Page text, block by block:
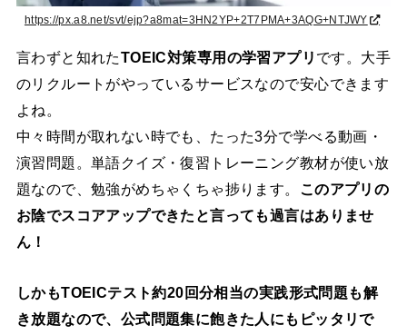
https://px.a8.net/svt/ejp?a8mat=3HN2YP+2T7PMA+3AQG+NTJWY
言わずと知れたTOEIC対策専用の学習アプリ です。大手
のリクルートがやっているサービスなので安心できます
よね。
中々時間が取れない時でも、たった3分で学べる動画・
演習問題。単語クイズ・復習トレーニング教材が使い放
題なので、勉強がめちゃくちゃ捗ります。 このアプリの
お陰でスコアアップできたと言っても過言はありませ
ん！
しかもTOEICテスト約20回分相当の実践形式問題も解
き放題なので、公式問題集に飽きた人にもピッタリで